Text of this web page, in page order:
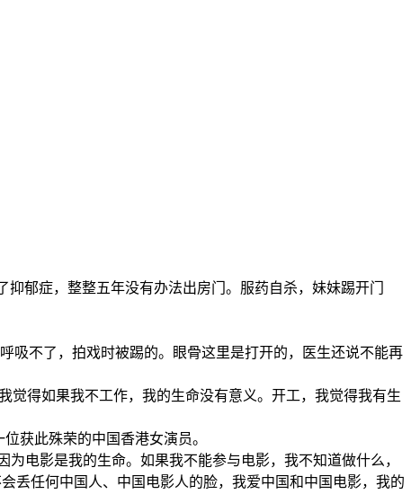
郁症，整整五年没有办法出房门。服药自杀，妹妹踢开门
不了，拍戏时被踢的。眼骨这里是打开的，医生还说不能再
得如果我不工作，我的生命没有意义。开工，我觉得我有生
获此殊荣的中国香港女演员。
电影是我的生命。如果我不能参与电影，我不知道做什么，
丢任何中国人、中国电影人的脸，我爱中国和中国电影，我的